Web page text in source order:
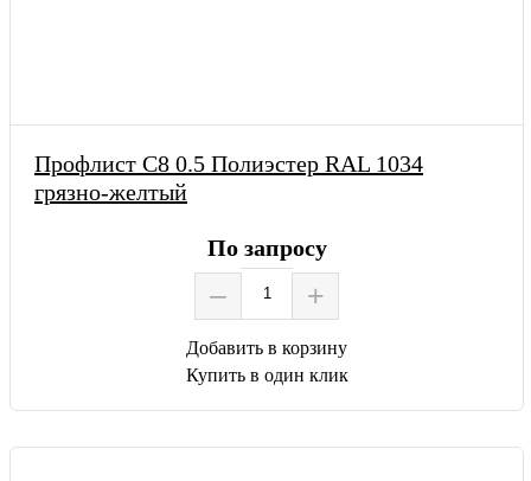
Профлист С8 0.5 Полиэстер RAL 1034
грязно-желтый
По запросу
– +
Добавить в корзину
Купить в один клик